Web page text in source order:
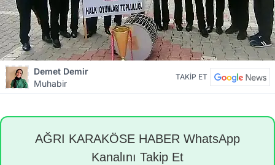
Demet Demir
Muhabir
TAKİP ET
AĞRI KARAKÖSE HABER WhatsApp
Kanalını Takip Et